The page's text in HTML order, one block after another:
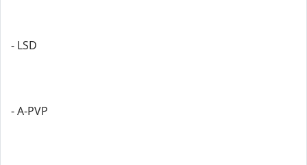
- LSD
- A-PVP